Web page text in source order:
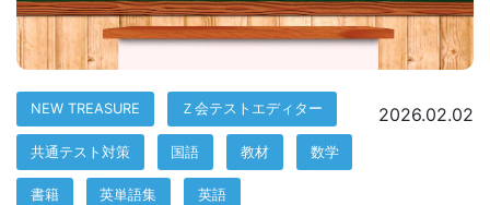
校
現
場
を
NEW TREASURE Ｚ会テストエディター
共通テスト対策 国語 教材 数学
書籍 英単語集 英語
2026.02.02